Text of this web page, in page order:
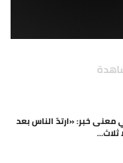
معنى خبر: «ارتدّ الناس بعد
ثلاث...